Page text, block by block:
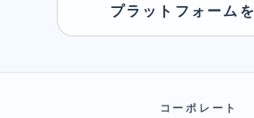
プラットフォーム
コーポレート